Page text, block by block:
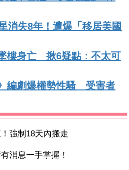
消失8年！遭爆「移居美國
樓身亡 揪6疑點：不太可
》編劇爆權勢性騷 受害者
強制18天內搬走
消息一手掌握！